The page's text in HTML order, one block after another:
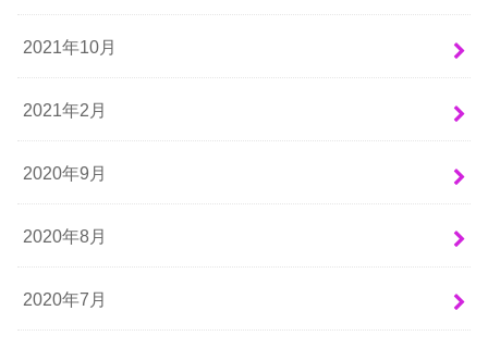
2021年10月
2021年2月
2020年9月
2020年8月
2020年7月